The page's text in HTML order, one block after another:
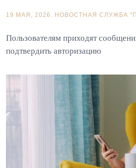
19 МАЯ, 2026. НОВОСТНАЯ СЛУЖБА
Пользователям приходят
подтвердить авторизацию